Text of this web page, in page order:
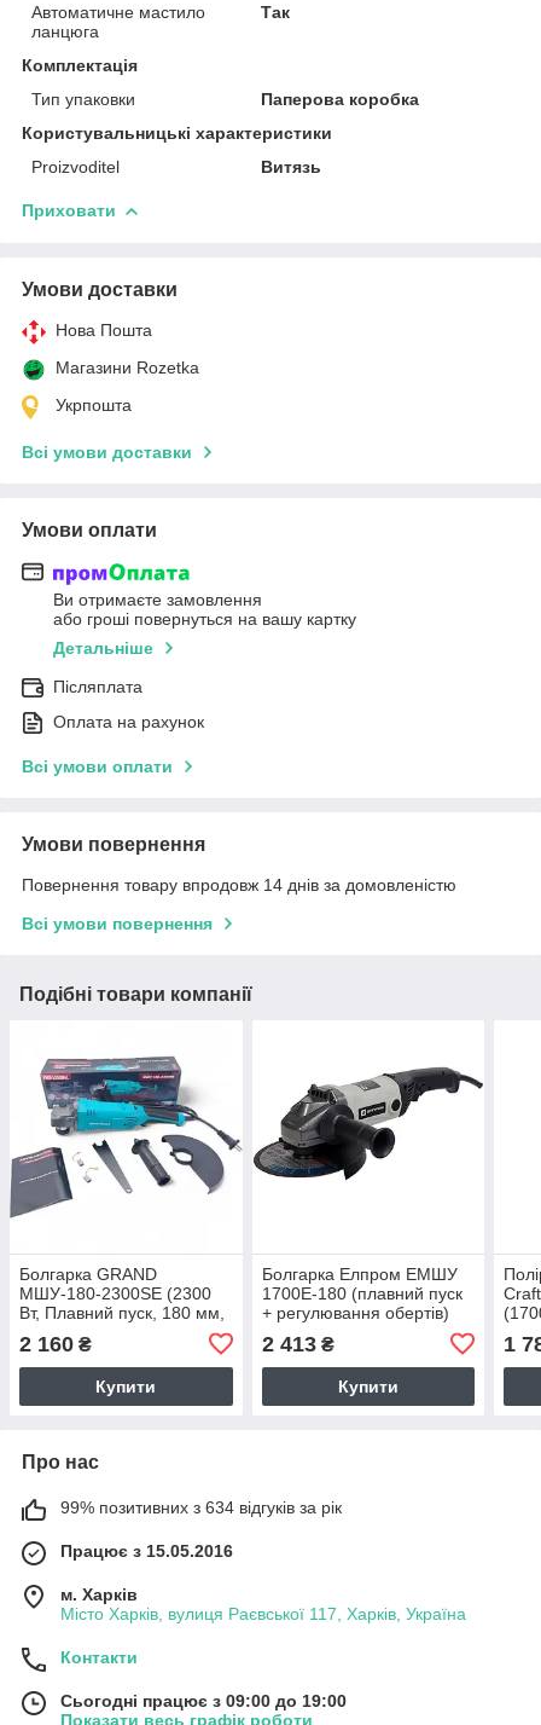
Автоматичне мастило
ланцюга
Так
Комплектація
Тип упаковки
Паперова коробка
Користувальницькі характеристики
Proizvoditel
Витязь
Приховати
Умови доставки
Нова Пошта
Магазини Rozetka
Укрпошта
Всі умови доставки
Умови оплати
Ви отримаєте замовлення
або гроші повернуться на вашу картку
Детальніше
Післяплата
Оплата на рахунок
Всі умови оплати
Умови повернення
Повернення товару впродовж 14 днів за домовленістю
Всі умови повернення
Подібні товари компанії
Болгарка GRAND
МШУ-180-2300SE (2300
Вт, Плавний пуск, 180 мм,
2 160 ₴
Купити
Болгарка Елпром ЕМШУ
1700Е-180 (плавний пуск
+ регулювання обертів)
2 413₴
Купити
1
Про нас
99% позитивних з 634 відгуків за рік
Працює з 15.05.2016
м. Харків
Місто Харків, вулиця Раєвської 117, Харків, Україна
Контакти
Сьогодні працює з 09:00 до 19:00
Показати весь графік роботи